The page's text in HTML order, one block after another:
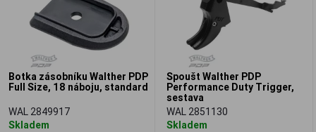
Botka zásobníku Walther PDP
Full Size, 18 náboju, standard
WAL 2849917
Skladem
Spoušt Walther PDP
Performance Duty Trigger,
sestava
WAL 2851130
Skladem